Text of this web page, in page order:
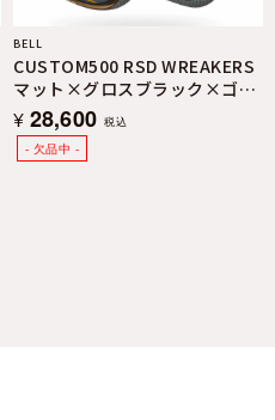
BELL
CUSTOM500 RSD WREAKERS
マット×グロスブラック×ゴー
ルド
¥ 28,600 税込